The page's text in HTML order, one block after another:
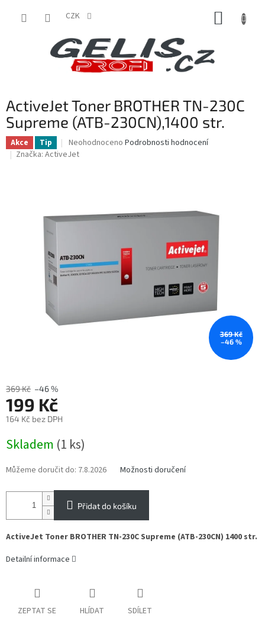
CZK
ActiveJet Toner BROTHER TN-230C
Supreme (ATB-230CN),1400 str.
Akce Tip
Průměrné
hodnocení
hvězdiček.
Neohodnoceno Podrobnosti hodnocení
Značka: ActiveJet
369 Kč
–46 %
369 Kč –46 %
199 Kč
164 Kč bez DPH
cena:
Skladem (1 ks)
Můžeme doručit do: 7.8.2026 Možnosti doručení
Přidat do košíku
ActiveJet Toner BROTHER TN-230C Supreme (ATB-230CN) 1400 str.
Detailní informace
ZEPTAT SE HLÍDAT SDÍLET